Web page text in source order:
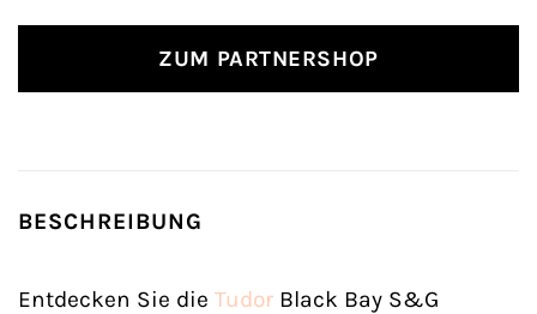
ZUM PARTNERSHOP
BESCHREIBUNG
Entdecken Sie die Tudor Black Bay S&G